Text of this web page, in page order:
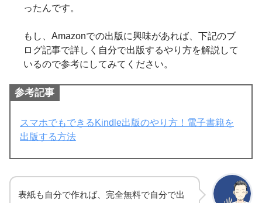
ったんです。
もし、Amazonでの出版に興味があれば、下記のブ
ログ記事で詳しく自分で出版するやり方を解説して
いるので参考にしてみてください。
参考記事
スマホでもできるKindle出版のやり方！電子書籍を
出版する方法
表紙も自分で作れば、完全無料で自分で出